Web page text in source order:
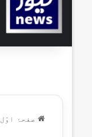
صفحۂ اوّل